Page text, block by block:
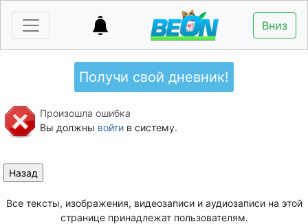
Вниз
Получи свой дневник!
Произошла ошибка
Вы должны войтив систему.
Все тексты, изображения, видеозаписи и аудиозаписи на этой
странице принадлежат пользователям.